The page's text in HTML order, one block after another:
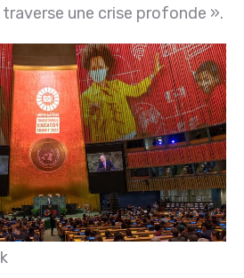
traverse une crise profonde ».